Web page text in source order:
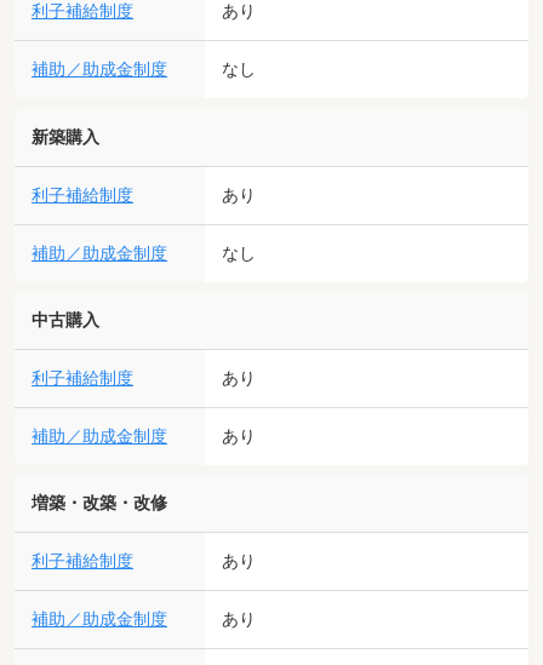
利子補給制度 あり
補助／助成金制度 なし
新築購入
利子補給制度 あり
補助／助成金制度 なし
中古購入
利子補給制度 あり
補助／助成金制度 あり
増築・改築・改修
利子補給制度 あり
補助／助成金制度 あり